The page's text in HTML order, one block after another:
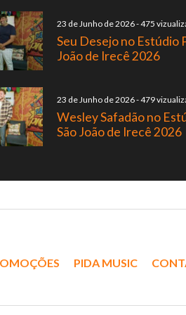
23 de Junho de 2026-475
Seu Desejo no Estúdio
João de Irecê 2026
23 de Junho de 2026-479
Wesley Safadão no
São João de Irecê 2026
PIDA MUSIC